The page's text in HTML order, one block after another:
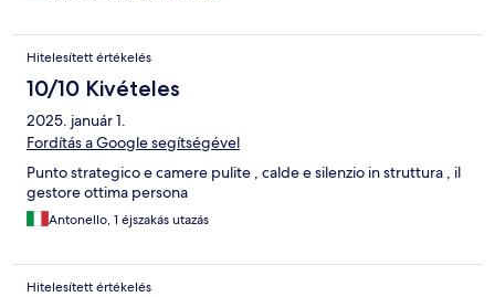
Hitelesített értékelés
10/10 Kivételes
2025. január 1.
Fordítás a Google segítségével
Punto strategico e camere pulite , calde e silenzio in struttura , il
gestore ottima persona
Antonello, 1 éjszakás utazás
Hitelesített értékelés